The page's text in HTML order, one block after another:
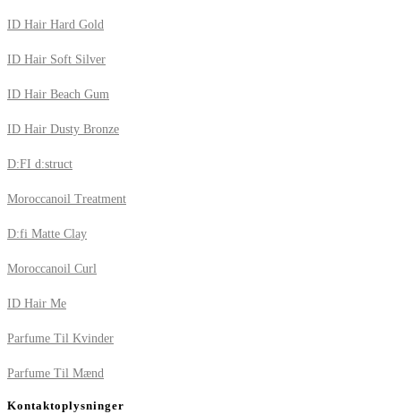
ID Hair Hard Gold
ID Hair Soft Silver
ID Hair Beach Gum
ID Hair Dusty Bronze
D:FI d:struct
Moroccanoil Treatment
D:fi Matte Clay
Moroccanoil Curl
ID Hair Me
Parfume Til Kvinder
Parfume Til Mænd
Kontaktoplysninger